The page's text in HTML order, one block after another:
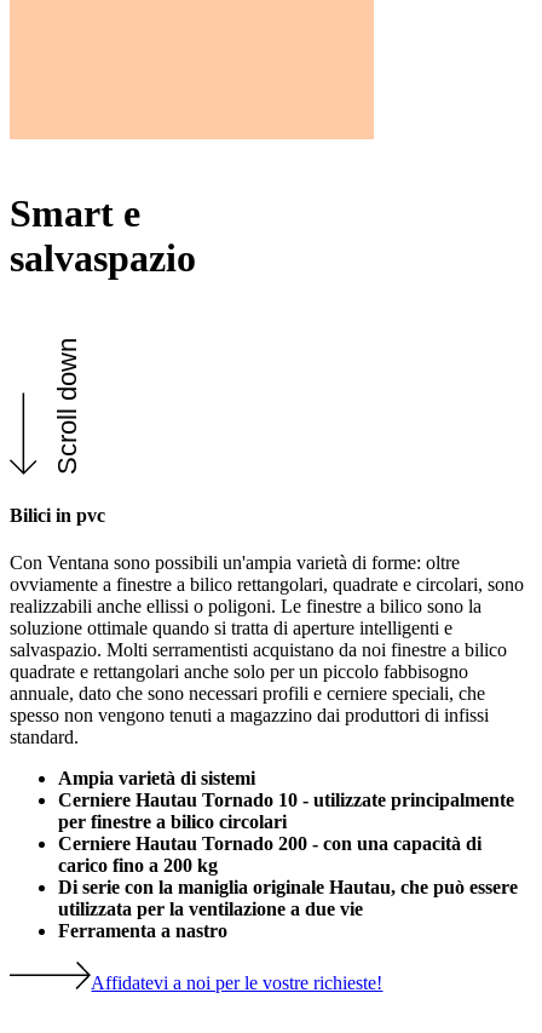
Smart e
salvaspazio
Scroll down
Bilici in pvc
Con Ventana sono possibili un'ampia varietà di forme: oltre
ovviamente a finestre a bilico rettangolari, quadrate e circolari, sono
realizzabili anche ellissi o poligoni. Le finestre a bilico sono la
soluzione ottimale quando si tratta di aperture intelligenti e
salvaspazio. Molti serramentisti acquistano da noi finestre a bilico
quadrate e rettangolari anche solo per un piccolo fabbisogno
annuale, dato che sono necessari profili e cerniere speciali, che
spesso non vengono tenuti a magazzino dai produttori di infissi
standard.
Ampia varietà di sistemi
Cerniere Hautau Tornado 10 - utilizzate principalmente
per finestre a bilico circolari
Cerniere Hautau Tornado 200 - con una capacità di
carico fino a 200 kg
Di serie con la maniglia originale Hautau, che può essere
utilizzata per la ventilazione a due vie
Ferramenta a nastro
Affidatevi a noi per le vostre richieste!